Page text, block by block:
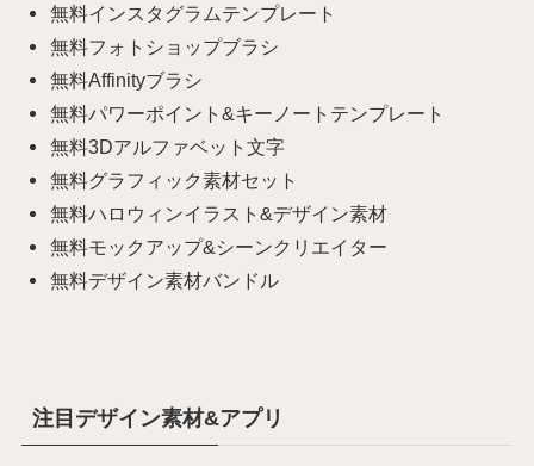
無料インスタグラムテンプレート
無料フォトショップブラシ
無料Affinityブラシ
無料パワーポイント&キーノートテンプレート
無料3Dアルファベット文字
無料グラフィック素材セット
無料ハロウィンイラスト&デザイン素材
無料モックアップ&シーンクリエイター
無料デザイン素材バンドル
注目デザイン素材&アプリ